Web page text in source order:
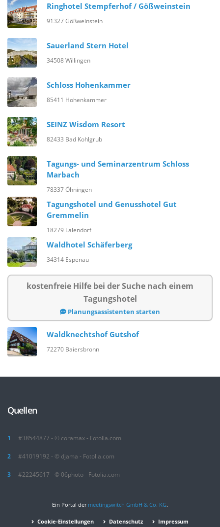
Ringhotel Stempferhof / Gößweinstein
91327 Gößweinstein
Sauerland Stern Hotel
34508 Willingen
Schloss Hohenkammer
85411 Hohenkammer
SEINZ Wisdom Resort
82433 Bad Kohlgrub
Tagungs- und Seminarzentrum Schloss
Marbach
78337 Öhningen
Tagungshotel und Genusshotel Gut
Gremmelin
18279 Lalendorf
Waldhotel Schäferberg
34314 Espenau
kostenfreie Hilfe bei der Suche nach einem
Tagungshotel
Planungsassistenten starten
Waldknechtshof Gutshof
72270 Baiersbronn
Quellen
#38544877 - © coramax - Fotolia.com
#41019192 - © djama - Fotolia.com
#22245617 - © 06photo - Fotolia.com
Ein Portal der meetingswitch GmbH & Co. KG.
Cookie-Einstellungen Datenschutz Impressum